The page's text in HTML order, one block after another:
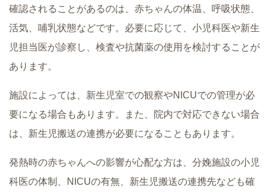
確認されることがあるのは、赤ちゃんの体温、呼吸状態、
活気、哺乳状態などです。必要に応じて、小児科医や新生
児担当医が診察し、検査や抗菌薬の使用を検討することが
あります。
施設によっては、新生児室での観察やNICUでの管理が必
要になる場合もあります。また、院内で対応できない場合
は、新生児搬送の連携が必要になることもあります。
発熱時の赤ちゃんへの影響が心配な方は、分娩施設の小児
科医の体制、NICUの有無、新生児搬送の連携先なども確